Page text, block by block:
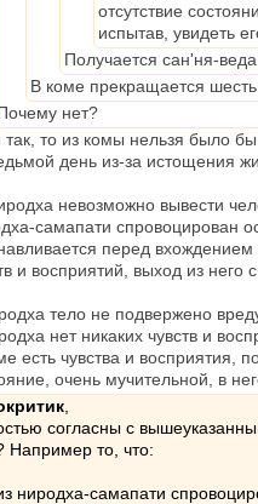
отсутствие
испытав, увидеть
Получается сан'ня-
В коме прекращается
нет?
так, то из комы нельзя было
день из-за истощения
невозможно вывести
самапати спровоцирован
перед вхождением
и восприятий, выход из
тело не подвержено
нет никаких чувств и
есть чувства и восприятия,
очень мучительной, в
согласны с
Например то, что:
ниродха-самапати